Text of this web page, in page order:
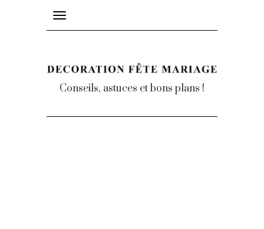
Toggle
navigation
Conseils, astuces et bons plans !